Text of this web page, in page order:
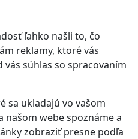
ľahko našli to, čo
reklamy, ktoré vás
súhlas so spracovaním
sa ukladajú vo vašom
našom webe spoznáme a
zobraziť presne podľa